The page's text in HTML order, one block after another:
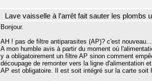
Lave vaisselle à l’arrêt fait sauter les plombs
Bonjour.
AH ! pas de filtre antiparasites (AP)? c'est
A mon humble avis à partir du moment où
y a obligatoirement un filtre AP sinon comment
découpage de remonter vers la ligne d'alimentation
AP est obligatoire. Il est soit intégré sur la carte soit